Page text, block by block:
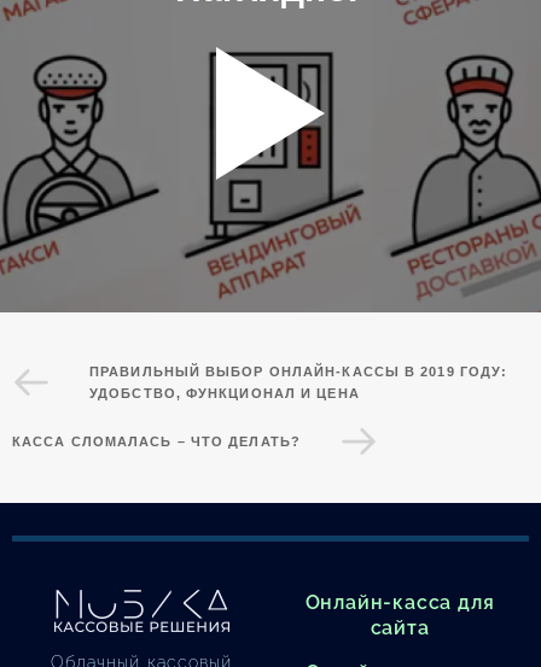
ПРАВИЛЬНЫЙ ВЫБОР ОНЛАЙН-КАССЫ В 2019 ГОДУ:
УДОБСТВО, ФУНКЦИОНАЛ И ЦЕНА
КАССА СЛОМАЛАСЬ – ЧТО ДЕЛАТЬ?
Облачный кассовый
Онлайн-касса для
сайта